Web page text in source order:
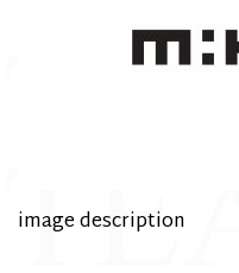
image description